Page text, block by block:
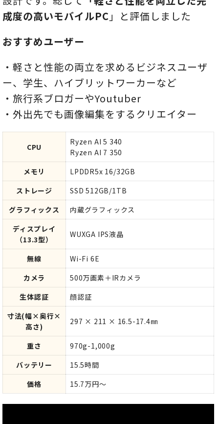
成度の高いモバイルPC 」と評価しました
おすすめユーザー
・軽さと性能の両立を求めるビジネスユーザ
ー、学生、ハイブリットワーカーなど
・旅行系ブロガーやYoutuber
・外出先でも画像編集をするクリエイター
CPU
Ryzen AI 5 340
Ryzen AI 7 350
メモリ
LPDDR5x 16/32GB
ストレージ
SSD 512GB/1TB
グラフィックス
内蔵グラフィックス
ディスプレイ
（13.3型）
WUXGA IPS液晶
無線
Wi-Fi 6E
カメラ
500万画素＋IRカメラ
生体認証
顔認証
寸法(幅×奥行×
高さ)
297 × 211 × 16.5-17.4㎜
重さ
970g-1,000g
バッテリー
15.5時間
価格
15.7万円～